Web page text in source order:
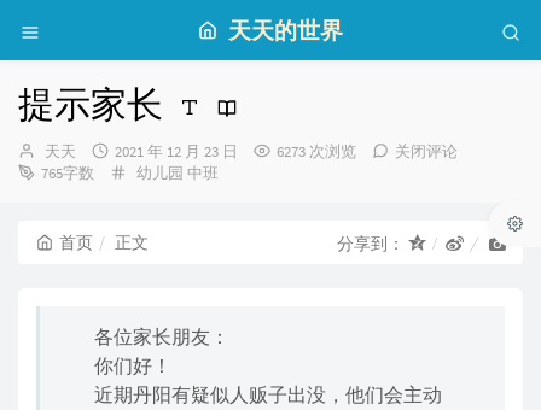
天天的世界
提示家长
博
主：
天天
发
布
2021 年 12 月 23 日 6273 次浏览
关闭评论
765字数
分
幼儿园 中班
首页 正文 分享到：
各位家长朋友：
你们好！
近期丹阳有疑似人贩子出没，他们会主动